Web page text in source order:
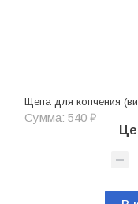
Щепа для копчения
Сумма: 540 ₽